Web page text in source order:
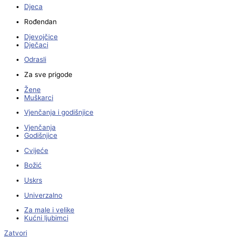
Djeca
Rođendan
Djevojčice
Dječaci
Odrasli
Za sve prigode
Žene
Muškarci
Vjenčanja i godišnjice
Vjenčanja
Godišnjice
Cvijeće
Božić
Uskrs
Univerzalno
Za male i velike
Kućni ljubimci
Zatvori